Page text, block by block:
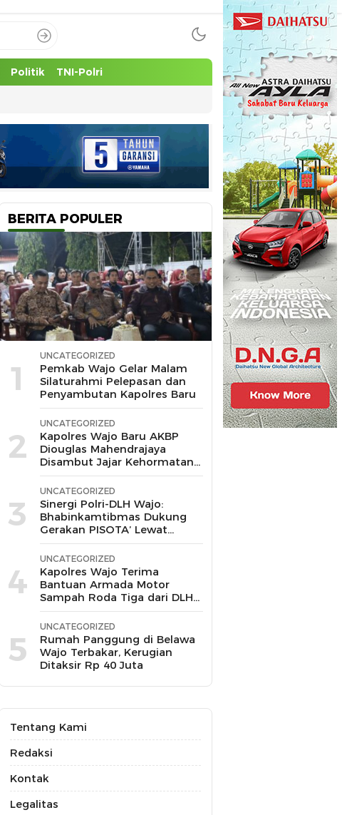
Politik TNI-Polri
BERITA POPULER
1
UNCATEGORIZED
Pemkab Wajo Gelar Malam
Silaturahmi Pelepasan dan
Penyambutan Kapolres Baru
2
UNCATEGORIZED
Kapolres Wajo Baru AKBP
Diouglas Mahendrajaya
Disambut Jajar Kehormatan
dan Tari Padduppa
3
UNCATEGORIZED
Sinergi Polri-DLH Wajo:
Bhabinkamtibmas Dukung
Gerakan PISOTA’ Lewat
Motor Sampah
4
UNCATEGORIZED
Kapolres Wajo Terima
Bantuan Armada Motor
Sampah Roda Tiga dari DLH
untuk Dukung Gerakan
Peduli Lingkungan
5
UNCATEGORIZED
Rumah Panggung di Belawa
Wajo Terbakar, Kerugian
Ditaksir Rp 40 Juta
Tentang Kami
Redaksi
Kontak
Legalitas